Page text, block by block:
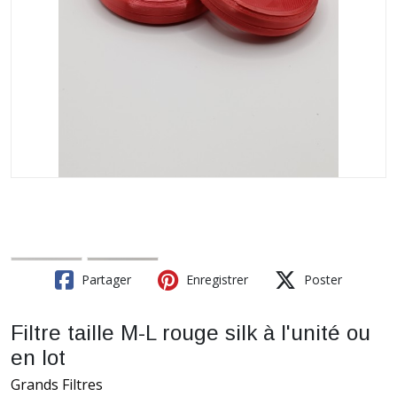
Partager Enregistrer Poster
Filtre taille M-L rouge silk à l'unité ou
en lot
Grands Filtres